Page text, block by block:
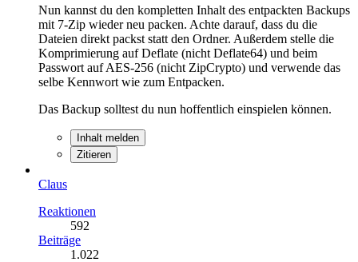
Nun kannst du den kompletten Inhalt des entpackten Backups
mit 7-Zip wieder neu packen. Achte darauf, dass du die
Dateien direkt packst statt den Ordner. Außerdem stelle die
Komprimierung auf Deflate (nicht Deflate64) und beim
Passwort auf AES-256 (nicht ZipCrypto) und verwende das
selbe Kennwort wie zum Entpacken.
Das Backup solltest du nun hoffentlich einspielen können.
Inhalt melden
Zitieren
Claus
Reaktionen
592
Beiträge
1.022